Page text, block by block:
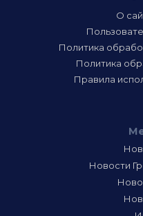
О
Политика
Политика
Правила
Новости